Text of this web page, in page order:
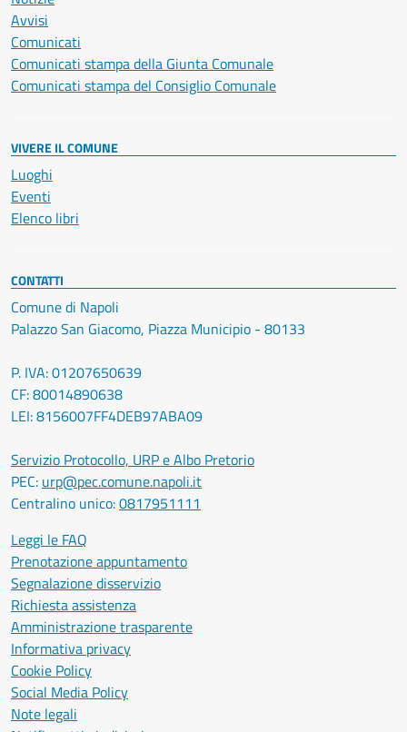
Avvisi
Comunicati
Comunicati stampa della Giunta Comunale
Comunicati stampa del Consiglio Comunale
VIVERE IL COMUNE
Luoghi
Eventi
Elenco libri
CONTATTI
Comune di Napoli
Palazzo San Giacomo, Piazza Municipio - 80133
P. IVA: 01207650639
CF: 80014890638
LEI: 8156007FF4DEB97ABA09
Servizio Protocollo, URP e Albo Pretorio
PEC: urp@pec.comune.napoli.it
Centralino unico:0817951111
Leggi le FAQ
Prenotazione appuntamento
Segnalazione disservizio
Richiesta assistenza
Amministrazione trasparente
Informativa privacy
Cookie Policy
Social Media Policy
Note legali